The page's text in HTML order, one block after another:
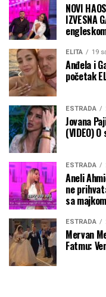
NOVI
IZVESNA
ELITA 19
Anđela i
početak
ESTRADA
Jovana
(VIDEO)
ESTRADA
Aneli
ne
sa
ESTRADA
Mervan
Fatmu: